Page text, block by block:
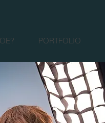
PORTFOLIO